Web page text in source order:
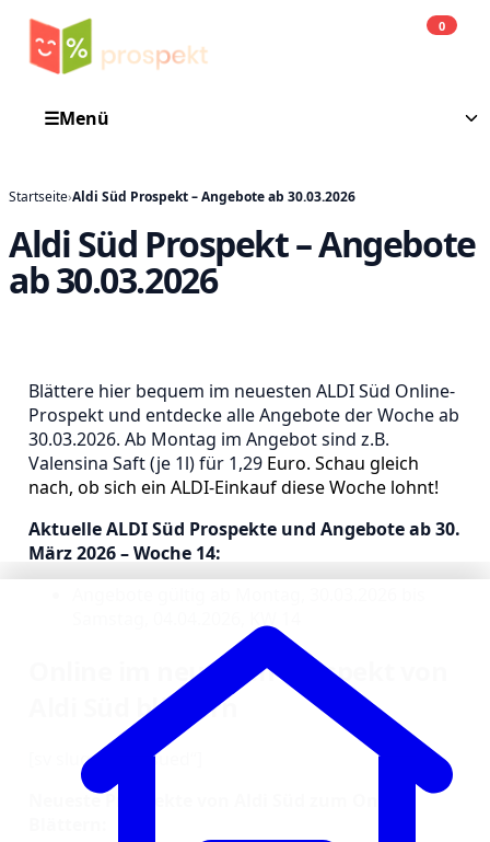
0
☰Menü
Startseite›Aldi Süd Prospekt – Angebote ab 30.03.2026
Aldi Süd Prospekt – Angebote
ab 30.03.2026
Blättere hier bequem im neuesten ALDI Süd Online-
Prospekt und entdecke alle Angebote der Woche ab
30.03.2026. Ab Montag im Angebot sind z.B.
Valensina Saft (je 1l) für 1,29 Euro. Schau gleich
nach, ob sich ein ALDI-Einkauf diese Woche lohnt!
Aktuelle ALDI Süd Prospekte und Angebote ab 30.
März 2026 – Woche 14:
Online im neuesten Prospekt von
Aldi Süd blättern
[sv slug=“_aldi-sued“]
Neueste Prospekte von Aldi Süd zum Online